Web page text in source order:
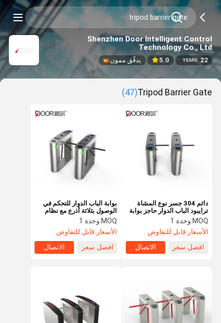
Shenzhen Door Intelligent Control
Technology Co., Ltd
22
YEARS
5.0 يدقّق ممون
Tripod Barrier Gate
(47)
بوابة الباب الدوار للتحكم في
الوصول بثلاثة أذرع مع نظام
قارئ بطاقة للجيم
MOQ: وحدة 1
الأسعار:قابل للتفاوض
افضل سعر
الاتصال
دائم 304 جسر نوع المشاة
ترايبود الباب الدوار حاجز بوابة
مع RFID
MOQ: وحدة 1
الأسعار:قابل للتفاوض
افضل سعر
الاتصال